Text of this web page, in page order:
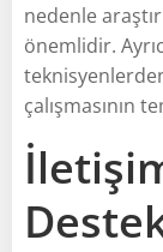
nedenle
önemlidir.
çalışmasının